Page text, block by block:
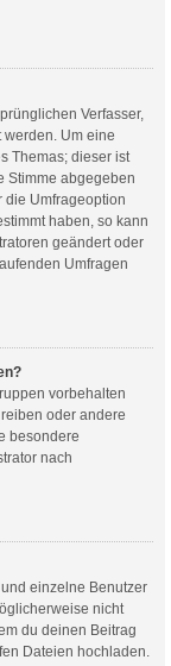
Verfasser,
Um eine
Themas; dieser ist
Stimme abgegeben
die Umfrageoption
haben, so kann
geändert oder
Umfragen
vorbehalten
oder andere
besondere
nach
einzelne Benutzer
nicht
du deinen Beitrag
Dateien hochladen.